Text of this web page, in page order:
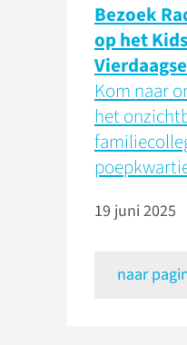
Bezoek
op het
Kom naar
het
19 juni 2025
naar